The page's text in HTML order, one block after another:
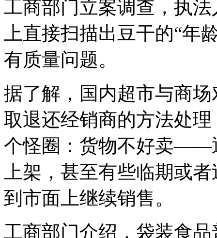
工商部门立案调查，执
上直接扫描出豆干的“年
有质量问题。
据了解，国内超市与商
取退还经销商的方法处
个怪圈：货物不好卖
上架，甚至有些临期或
到市面上继续销售。
工商部门介绍，袋装食